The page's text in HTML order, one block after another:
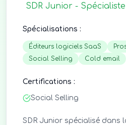
SDR Junior -
Spécialisations :
Éditeurs logiciels SaaS
Social Selling
Cold email
Certifications :
Social Selling
SDR Junior spécialisé dans